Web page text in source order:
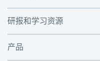
研报和学习资源
产品